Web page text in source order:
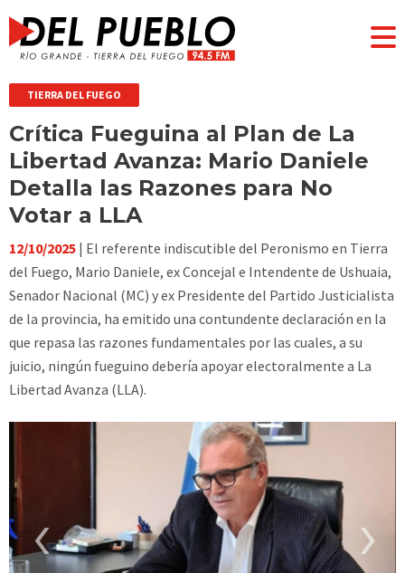
TIERRA DEL FUEGO
Crítica Fueguina al Plan de La
Libertad Avanza: Mario Daniele
Detalla las Razones para No
Votar a LLA
12/10/2025 | El referente indiscutible del Peronismo en Tierra
del Fuego, Mario Daniele, ex Concejal e Intendente de Ushuaia,
Senador Nacional (MC) y ex Presidente del Partido Justicialista
de la provincia, ha emitido una contundente declaración en la
que repasa las razones fundamentales por las cuales, a su
juicio, ningún fueguino debería apoyar electoralmente a La
Libertad Avanza (LLA).
‹ ›